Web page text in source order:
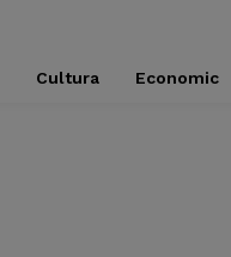
Cultura Economic